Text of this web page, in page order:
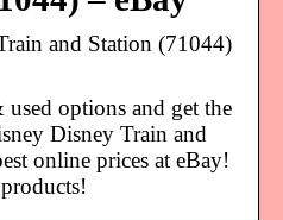
and Station (71044)
options and get the
Disney Train and
online prices at eBay!